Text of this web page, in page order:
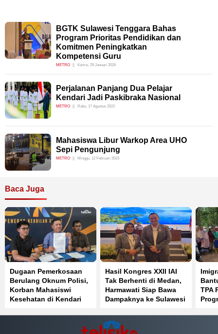
BGTK Sulawesi Tenggara Bahas
Program Prioritas Pendidikan dan
Komitmen Peningkatkan
Kompetensi Guru
METRO Kamis, 29 Januari 2026
Perjalanan Panjang Dua Pelajar
Kendari Jadi Paskibraka Nasional
METRO Rabu, 17 Agustus 2022
Mahasiswa Libur Warkop Area UHO
Sepi Pengunjung
METRO Minggu, 12 Februari 2023
Baca Juga
Dugaan Pemerkosaan
Berulang Oknum Polisi,
Korban Mahasiswi
Kesehatan di Kendari
Hasil Kongres XXII IAI
Tak Berhenti di Medan,
Harmawati Siap Bawa
Dampaknya ke Sulawesi
TPA